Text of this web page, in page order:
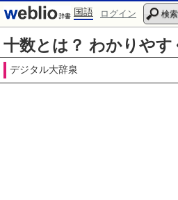
国語 ログイン 検索
十数とは？ わかりやす
デジタル大辞泉